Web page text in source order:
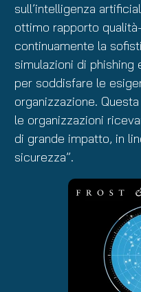
sull’intelligenza
ottimo rapporto
continuamente la
simulazioni di
per soddisfare le
organizzazione.
le organizzazioni
di grande impatto, in
sicurezza”.